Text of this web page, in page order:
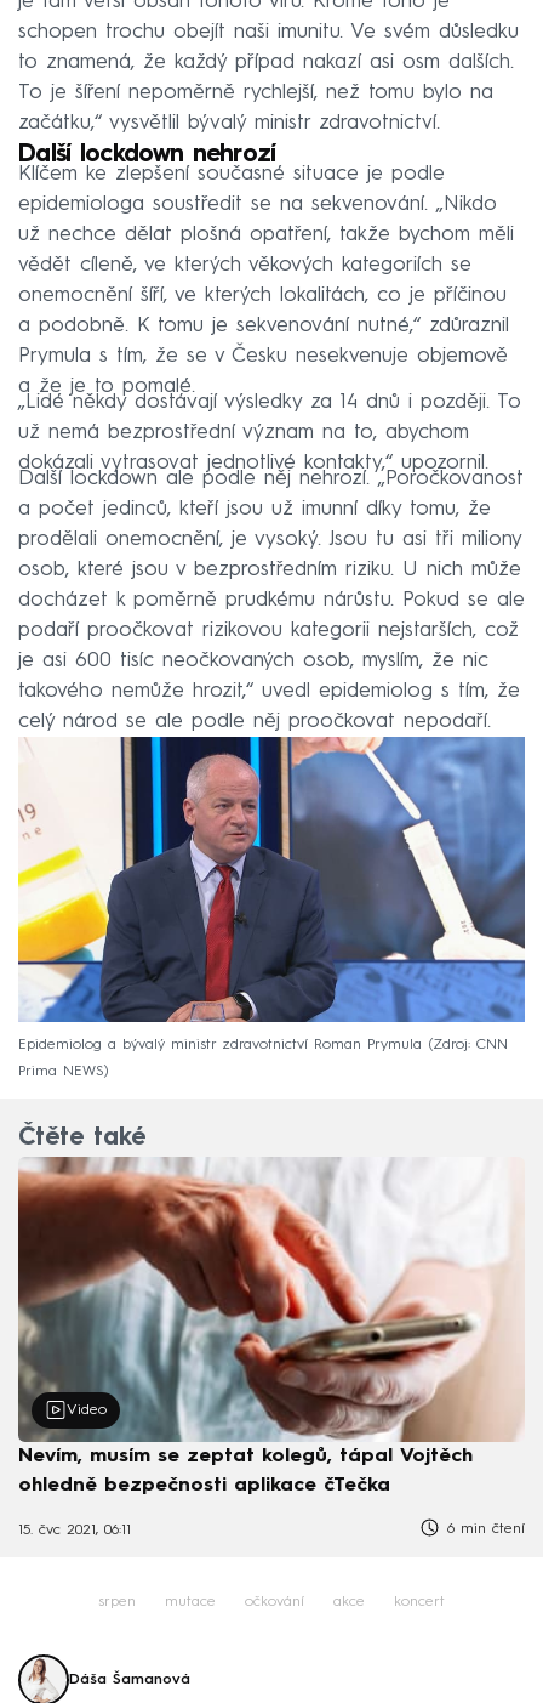
schopen trochu obejít naši imunitu. Ve svém důsledku
to znamená, že každý případ nakazí asi osm dalších.
To je šíření nepoměrně rychlejší, než tomu bylo na
začátku,“ vysvětlil bývalý ministr zdravotnictví.
Další lockdown nehrozí
Klíčem ke zlepšení současné situace je podle
epidemiologa soustředit se na sekvenování. „Nikdo
už nechce dělat plošná opatření, takže bychom měli
vědět cíleně, ve kterých věkových kategoriích se
onemocnění šíří, ve kterých lokalitách, co je příčinou
a podobně. K tomu je sekvenování nutné,“ zdůraznil
Prymula s tím, že se v Česku nesekvenuje objemově
a že je to pomalé.
„Lidé někdy dostávají výsledky za 14 dnů i později. To
už nemá bezprostřední význam na to, abychom
dokázali vytrasovat jednotlivé kontakty,“ upozornil.
Další lockdown ale podle něj nehrozí. „Poročkovanost
a počet jedinců, kteří jsou už imunní díky tomu, že
prodělali onemocnění, je vysoký. Jsou tu asi tři miliony
osob, které jsou v bezprostředním riziku. U nich může
docházet k poměrně prudkému nárůstu. Pokud se ale
podaří proočkovat rizikovou kategorii nejstarších, což
je asi 600 tisíc neočkovaných osob, myslím, že nic
takového nemůže hrozit,“ uvedl epidemiolog s tím, že
celý národ se ale podle něj proočkovat nepodaří.
Epidemiolog a bývalý ministr zdravotnictví Roman Prymula
Zdroj: CNN
Prima NEWS
Čtěte také
Video
Nevím, musím se zeptat kolegů, tápal Vojtěch
ohledně bezpečnosti aplikace čTečka
15. čvc 2021, 06:11 6 min čtení
srpen mutace očkování akce koncert
Dáša Šamanová